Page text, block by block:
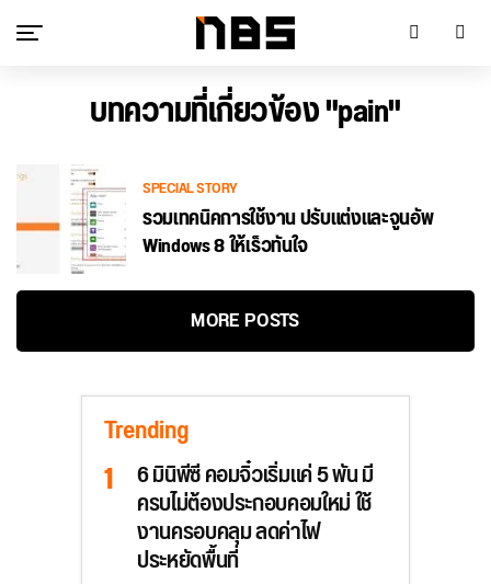
บทความที่เกี่ยวข้อง "pain"
SPECIAL STORY
รวมเทคนิคการใช้งาน ปรับแต่งและจูนอัพ
Windows 8 ให้เร็วทันใจ
MORE POSTS
Trending
6 มินิพีซี คอมจิ๋วเริ่มแค่ 5 พัน มี
ครบไม่ต้องประกอบคอมใหม่ ใช้
งานครอบคลุม ลดค่าไฟ
ประหยัดพื้นที่